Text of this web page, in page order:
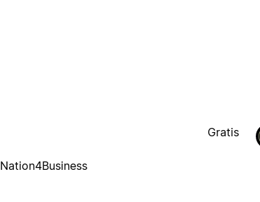
Nation4Business
Gratis